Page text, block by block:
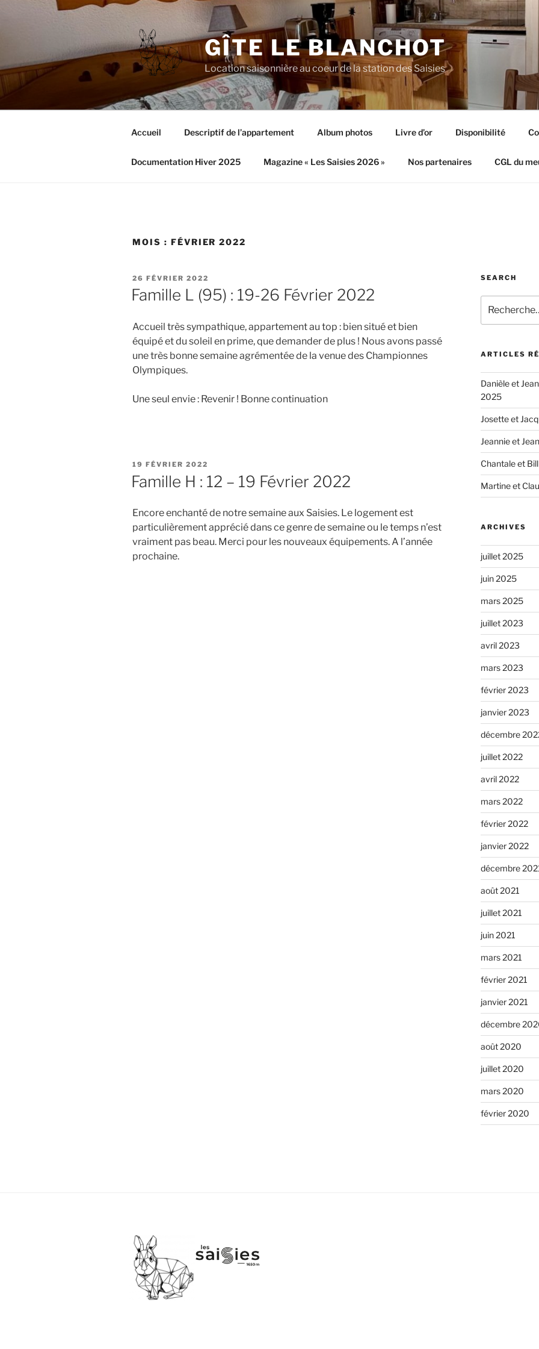
GÎTE LE BLANCHOT
Location saisonnière au coeur de la station des Saisies
Accueil Descriptif de l’appartement Album photos Livre d’or Disponibilité
Documentation Hiver 2025 Magazine « Les Saisies 2026 » Nos partenaires CGL du
MOIS : FÉVRIER 2022
PUBLIÉ
LE
26 FÉVRIER 2022
Famille L (95) : 19-26 Février 2022
Accueil très sympathique, appartement au top : bien situé et bien
équipé et du soleil en prime, que demander de plus ! Nous avons passé
une très bonne semaine agrémentée de la venue des Championnes
Olympiques.
Une seul envie : Revenir ! Bonne continuation
PUBLIÉ
19 FÉVRIER 2022
Famille H : 12 – 19 Février 2022
Encore enchanté de notre semaine aux Saisies. Le logement est
particulièrement apprécié dans ce genre de semaine ou le temps n’est
vraiment pas beau. Merci pour les nouveaux équipements. A l’année
prochaine.
SEARCH
pour
:
ARTICLES
Danièle et
2025
Josette et
Jeannie et
Chantale et
Martine et
ARCHIVES
juillet 2025
juin 2025
mars 2025
juillet 2023
avril 2023
mars 2023
février 2023
janvier 2023
décembre
juillet 2022
avril 2022
mars 2022
février 2022
janvier 2022
décembre
août 2021
juillet 2021
juin 2021
mars 2021
février 2021
janvier 2021
décembre
août 2020
juillet 2020
mars 2020
février 2020